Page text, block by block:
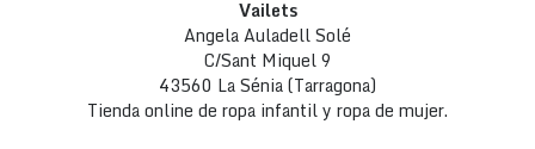
Vailets
Angela Auladell Solé
C/Sant Miquel 9
43560 La Sénia (Tarragona)
Tienda online de ropa infantil y ropa de mujer.